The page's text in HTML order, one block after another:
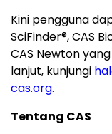
Kini pengguna
SciFinder®, CAS
CAS Newton
lanjut, kunjungi
cas.org.
Tentang CAS